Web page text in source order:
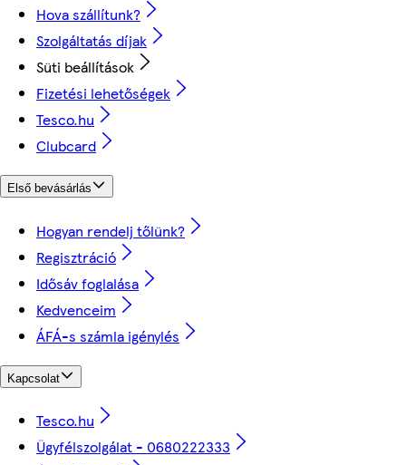
Hova szállítunk?
Szolgáltatás díjak
Süti beállítások
Fizetési lehetőségek
Tesco.hu
Clubcard
Első bevásárlás
Hogyan rendelj tőlünk?
Regisztráció
Idősáv foglalása
Kedvenceim
ÁFÁ-s számla igénylés
Kapcsolat
Tesco.hu
Ügyfélszolgálat - 0680222333